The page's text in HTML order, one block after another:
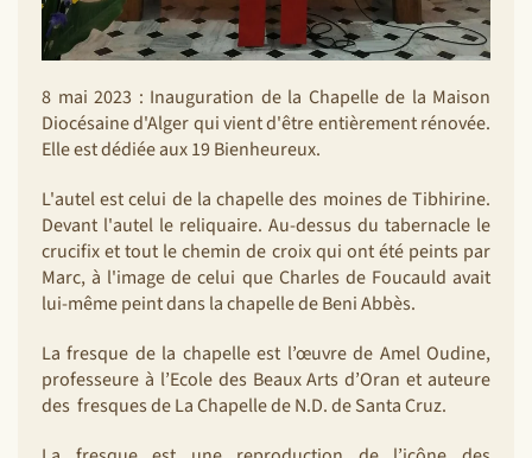
8 mai 2023 : Inauguration de la Chapelle de la Maison
Diocésaine d'Alger qui vient d'être entièrement rénovée.
Elle est dédiée aux 19 Bienheureux.
L'autel est celui de la chapelle des moines de Tibhirine.
Devant l'autel le reliquaire. Au-dessus du tabernacle le
crucifix et tout le chemin de croix qui ont été peints par
Marc, à l'image de celui que Charles de Foucauld avait
lui-même peint dans la chapelle de Beni Abbès.
La fresque de la chapelle est l’œuvre de Amel Oudine,
professeure à l’Ecole des Beaux Arts d’Oran et auteure
des fresques de La Chapelle de N.D. de Santa Cruz.